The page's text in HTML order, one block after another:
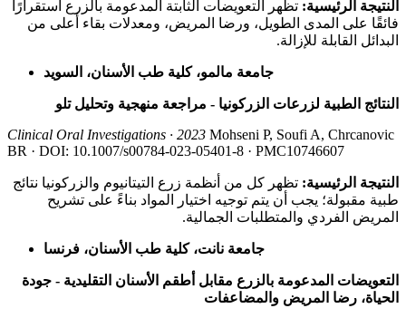
النتيجة الرئيسية: تظهر التعويضات الثابتة المدعومة بالزرع استقرارًا
فائقًا على المدى الطويل، ورضا المريض، ومعدلات بقاء أعلى من
البدائل القابلة للإزالة.
جامعة مالمو، كلية طب الأسنان، السويد
النتائج الطبية لزرعات الزركونيا - مراجعة منهجية وتحليل تلو
Clinical Oral Investigations · 2023 Mohseni P, Soufi A, Chrcanovic
BR · DOI: 10.1007/s00784-023-05401-8 · PMC10746607
النتيجة الرئيسية: تظهر كل من أنظمة زرع التيتانيوم والزركونيا نتائج
طبية مقبولة؛ يجب أن يتم توجيه اختيار المواد بناءً على تشريح
المريض الفردي والمتطلبات الجمالية.
جامعة نانت، كلية طب الأسنان، فرنسا
التعويضات المدعومة بالزرع مقابل أطقم الأسنان التقليدية - جودة
الحياة، رضا المريض والمضاعفات